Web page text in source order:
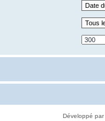
Développé par